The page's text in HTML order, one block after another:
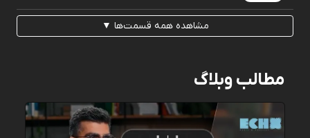
مشاهده همه قسمت‌ها ▼
مطالب وبلاگ